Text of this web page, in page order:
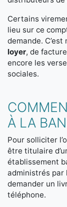
Certains
lieu sur ce
demande.
loyer, de
encore les
sociales.
À LA
Pour solliciter
être titulaire
établissement
administrés par
demander un
téléphone.